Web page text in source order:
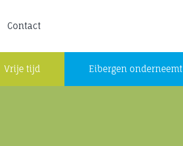
Contact
Vrije tijd Eibergen onderneemt